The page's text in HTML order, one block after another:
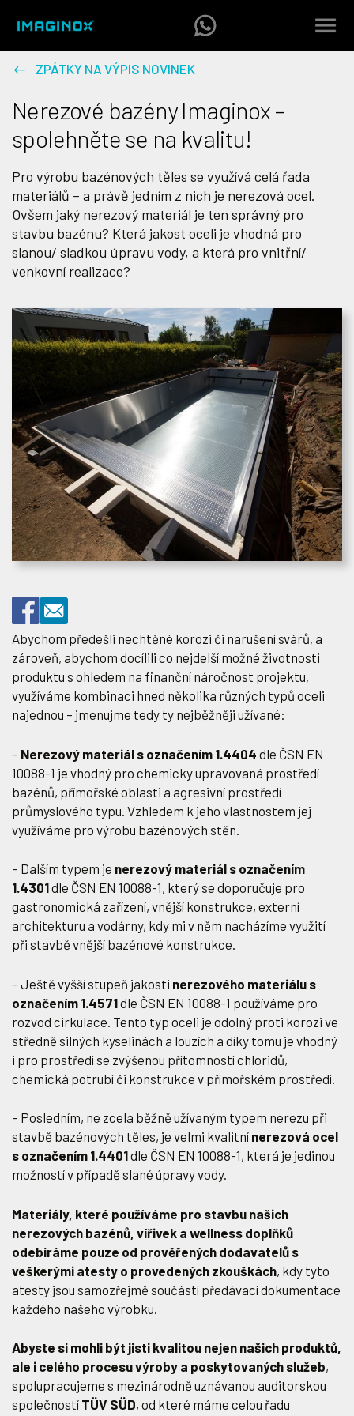
ZPÁTKY NA VÝPIS NOVINEK
Nerezové bazény Imaginox –
spolehněte se na kvalitu!
Pro výrobu bazénových těles se využívá celá řada
materiálů – a právě jedním z nich je nerezová ocel.
Ovšem jaký nerezový materiál je ten správný pro
stavbu bazénu? Která jakost oceli je vhodná pro
slanou/ sladkou úpravu vody, a která pro vnitřní/
venkovní realizace?
Abychom předešli nechtěné korozi či narušení svárů, a
zároveň, abychom docílili co nejdelší možné životnosti
produktu s ohledem na finanční náročnost projektu,
využíváme kombinaci hned několika různých typů oceli
najednou – jmenujme tedy ty nejběžněji užívané:
– Nerezový materiál s označením 1.4404 dle ČSN EN
10088-1 je vhodný pro chemicky upravovaná prostředí
bazénů, přímořské oblasti a agresivní prostředí
průmyslového typu. Vzhledem k jeho vlastnostem jej
využíváme pro výrobu bazénových stěn.
– Dalším typem je nerezový materiál s označením
1.4301dle ČSN EN 10088-1, který se doporučuje pro
gastronomická zařízení, vnější konstrukce, externí
architekturu a vodárny, kdy mi v něm nacházíme využití
při stavbě vnější bazénové konstrukce.
– Ještě vyšší stupeň jakosti nerezového materiálu s
označením 1.4571dle ČSN EN 10088-1 používáme pro
rozvod cirkulace. Tento typ oceli je odolný proti korozi ve
středně silných kyselinách a louzích a díky tomu je vhodný
i pro prostředí se zvýšenou přítomností chloridů,
chemická potrubí či konstrukce v přímořském prostředí.
– Posledním, ne zcela běžně užívaným typem nerezu při
stavbě bazénových těles, je velmi kvalitní nerezová ocel
s označením 1.4401dle ČSN EN 10088-1, která je jedinou
možností v případě slané úpravy vody.
Materiály, které používáme pro stavbu našich
nerezových bazénů, vířivek a wellness doplňků
odebíráme pouze od prověřených dodavatelů s
veškerými atesty o provedených zkouškách, kdy tyto
atesty jsou samozřejmě součástí předávací dokumentace
každého našeho výrobku.
Abyste si mohli být jisti kvalitou nejen našich produktů,
ale i celého procesu výroby a poskytovaných služeb,
spolupracujeme s mezinárodně uznávanou auditorskou
společností TÜV SÜD, od které máme celou řadu